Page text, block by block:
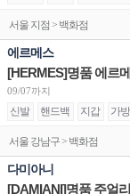
서울 지점 > 백화점
에르메스
[HERMES]명품 에르
09/07까지
신발 핸드백 지갑 가방
서울 강남구 > 백화점
다미아니